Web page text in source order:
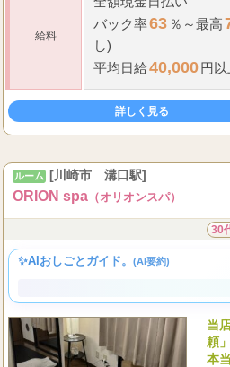
給料
バック率63 ％～最高
し)
平均日給40,000円以
も可能です!!
指名料全額支給
雑費や諸経費等一切
詳しく見る
ルーム [川崎市 溝口駅]
ORION spa （オリオンスパ）
30
✨AIおしごとガイド。 (AI要約)
当
頼
本